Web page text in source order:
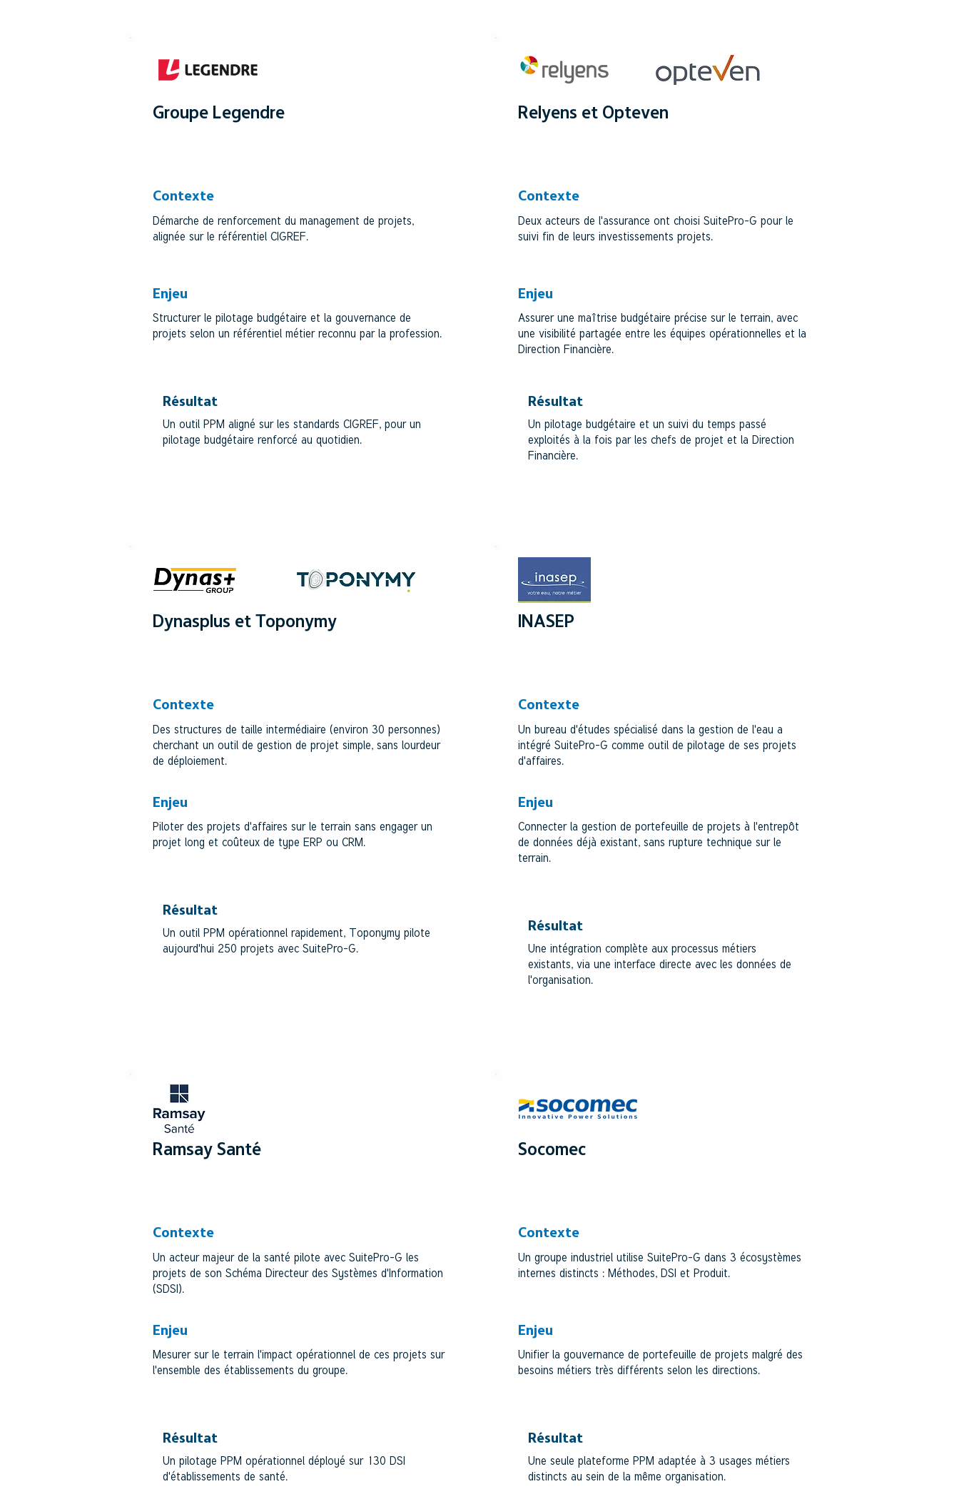
Groupe Legendre
Contexte
Démarche de renforcement du management de projets,
alignée sur le référentiel CIGREF.
Enjeu
Structurer le pilotage budgétaire et la gouvernance de
projets selon un référentiel métier reconnu par la profession.
Résultat
Un outil PPM aligné sur les standards CIGREF, pour un
pilotage budgétaire renforcé au quotidien.
Relyens et Opteven
Contexte
Deux acteurs de l'assurance ont choisi SuitePro-G pour le
suivi fin de leurs investissements projets.
Enjeu
Assurer une maîtrise budgétaire précise sur le terrain, avec
une visibilité partagée entre les équipes opérationnelles et la
Direction Financière.
Résultat
Un pilotage budgétaire et un suivi du temps passé
exploités à la fois par les chefs de projet et la Direction
Financière.
Dynasplus et Toponymy
Contexte
Des structures de taille intermédiaire (environ 30 personnes)
cherchant un outil de gestion de projet simple, sans lourdeur
de déploiement.
Enjeu
Piloter des projets d'affaires sur le terrain sans engager un
projet long et coûteux de type ERP ou CRM.
Résultat
Un outil PPM opérationnel rapidement, Toponymy pilote
aujourd'hui 250 projets avec SuitePro-G.
INASEP
Contexte
Un bureau d'études spécialisé dans la gestion de l'eau a
intégré SuitePro-G comme outil de pilotage de ses projets
d'affaires.
Enjeu
Connecter la gestion de portefeuille de projets à l'entrepôt
de données déjà existant, sans rupture technique sur le
terrain.
Résultat
Une intégration complète aux processus métiers
existants, via une interface directe avec les données de
l'organisation.
Ramsay Santé
Contexte
Un acteur majeur de la santé pilote avec SuitePro-G les
projets de son Schéma Directeur des Systèmes d'Information
(SDSI).
Enjeu
Mesurer sur le terrain l'impact opérationnel de ces projets sur
l'ensemble des établissements du groupe.
Résultat
Un pilotage PPM opérationnel déployé sur 130 DSI
d'établissements de santé.
Socomec
Contexte
Un groupe industriel utilise SuitePro-G dans 3 écosystèmes
internes distincts : Méthodes, DSI et Produit.
Enjeu
Unifier la gouvernance de portefeuille de projets malgré des
besoins métiers très différents selon les directions.
Résultat
Une seule plateforme PPM adaptée à 3 usages métiers
distincts au sein de la même organisation.